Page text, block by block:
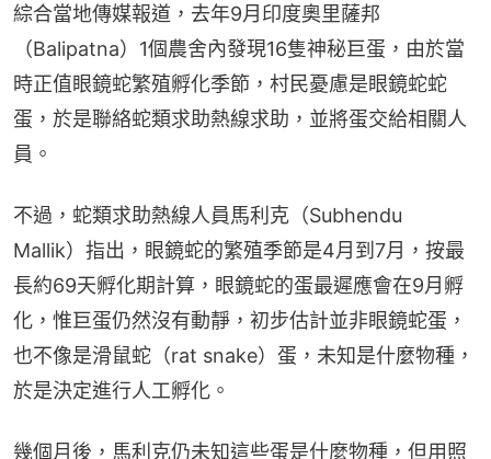
綜合當地傳媒報道，去年9月印度奧里薩邦
（Balipatna）1個農舍內發現16隻神秘巨蛋，由於當
時正值眼鏡蛇繁殖孵化季節，村民憂慮是眼鏡蛇蛇
蛋，於是聯絡蛇類求助熱線求助，並將蛋交給相關人
員。
不過，蛇類求助熱線人員馬利克（Subhendu
Mallik）指出，眼鏡蛇的繁殖季節是4月到7月，按最
長約69天孵化期計算，眼鏡蛇的蛋最遲應會在9月孵
化，惟巨蛋仍然沒有動靜，初步估計並非眼鏡蛇蛋，
也不像是滑鼠蛇（rat snake）蛋，未知是什麼物種，
於是決定進行人工孵化。
幾個月後，馬利克仍未知這些蛋是什麼物種，但用照